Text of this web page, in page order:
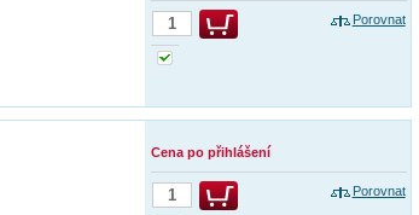
Porovnat
Cena po přihlášení
Porovnat